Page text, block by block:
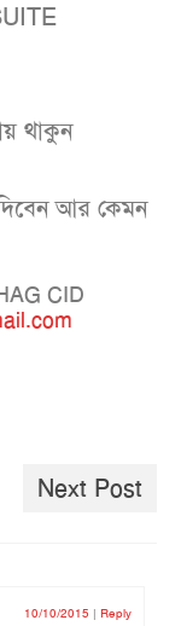
থাকুন
আর কেমন
CID
Next Post
10/10/2015 | Reply